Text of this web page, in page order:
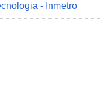
- Inmetro